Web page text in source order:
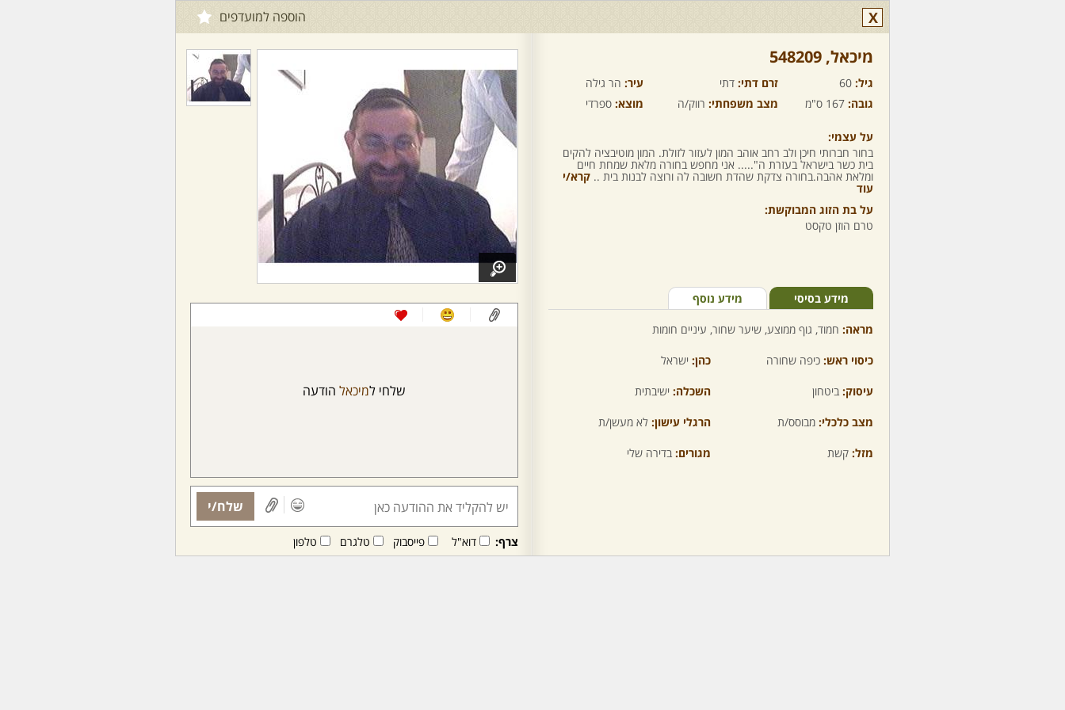
X הוספה למועדפים
מיכאל,‏ 548209
גיל: 60 זרם דתי: דתי עיר: הר גילה
גובה: 167 ס"מ מצב משפחתי: רווק/ה מוצא: ספרדי
על עצמי:
בחור חברותי חיכן ולב רחב אוהב המון לעזור לזולת. המון מוטיבציה להקים
בית כשר בישראל בעזרת ה"..... אני מחפש בחורה מלאת שמחת חיים
ומלאת אהבה.בחורה צדקת שהדת חשובה לה ורוצה לבנות בית .. קרא/י
עוד
על בת הזוג המבוקשת:
טרם הוזן טקסט
מידע בסיסי מידע נוסף
מראה: חמוד, גוף ממוצע, שיער שחור, עיניים חומות
כיסוי ראש: כיפה שחורה כהן: ישראל
עיסוק: ביטחון השכלה: ישיבתית
מצב כלכלי: מבוסס/ת הרגלי עישון: לא מעשן/ת
מזל: קשת מגורים: בדירה שלי
שלחי למיכאל הודעה
שלח/י
צרף: דוא"ל פייסבוק טלגרם טלפון